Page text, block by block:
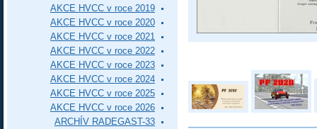
AKCE HVCC v roce 2019
AKCE HVCC v roce 2020
AKCE HVCC v roce 2021
AKCE HVCC v roce 2022
AKCE HVCC v roce 2023
AKCE HVCC v roce 2024
AKCE HVCC v roce 2025
AKCE HVCC v roce 2026
ARCHÍV RADEGAST-33